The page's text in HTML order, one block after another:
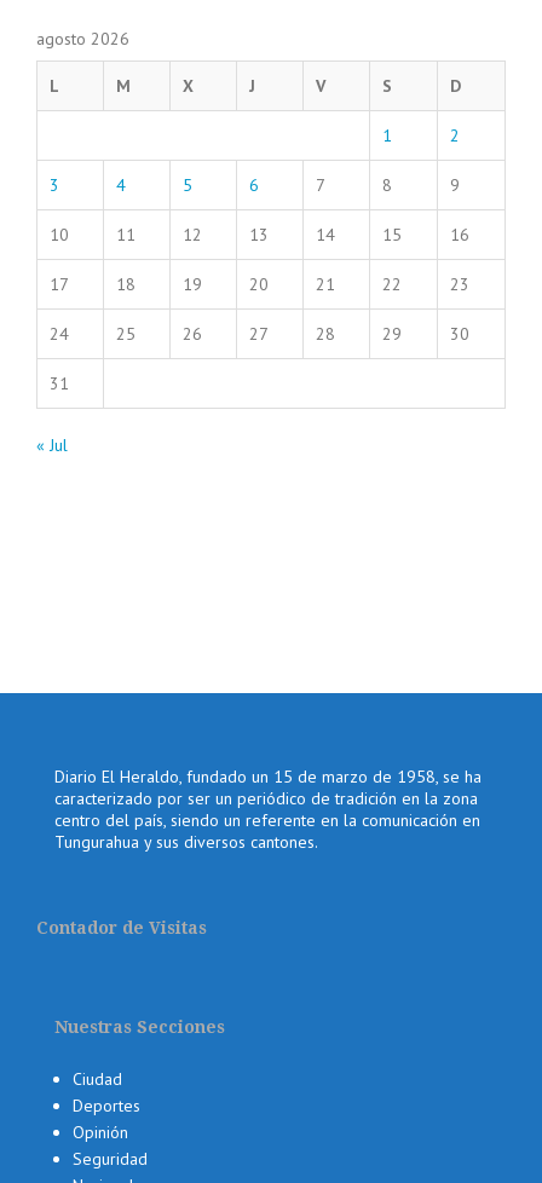
agosto 2026
L M X J V S D
1 2
3 4 5 6 7 8 9
10 11 12 13 14 15 16
17 18 19 20 21 22 23
24 25 26 27 28 29 30
31
« Jul
Diario El Heraldo, fundado un 15 de marzo de 1958, se ha
caracterizado por ser un periódico de tradición en la zona
centro del país, siendo un referente en la comunicación en
Tungurahua y sus diversos cantones.
Contador de Visitas
Nuestras Secciones
Ciudad
Deportes
Opinión
Seguridad